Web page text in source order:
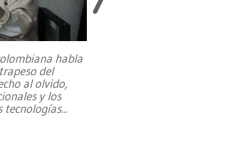
habla
del
al olvido,
y los
tecnologías...